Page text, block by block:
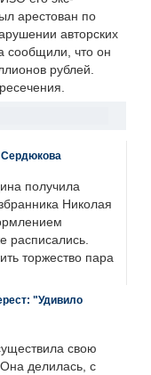
арестован по
авторских
сообщили, что он
рублей.
получила
Николая
расписались.
торжество пара
"Удивило
свою
делилась, с